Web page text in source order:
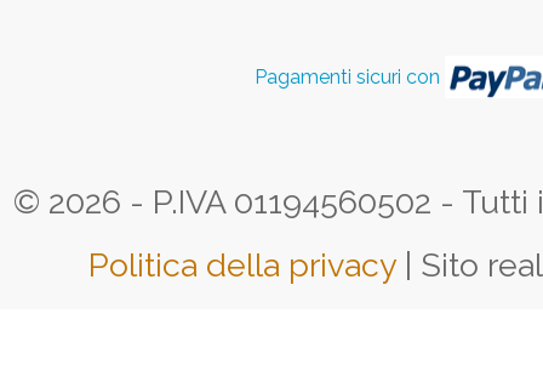
Pagamenti sicuri con
© 2026 - P.IVA 01194560502 -
Politica della privacy | Sito